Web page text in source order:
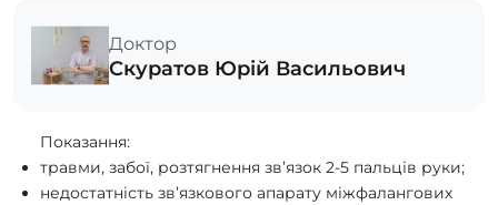
Доктор
Скуратов Юрій Васильович
Показання:
травми, забої, розтягнення зв’язок 2-5 пальців руки;
недостатність зв’язкового апарату міжфалангових